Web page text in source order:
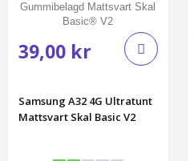
39,00 kr
Samsung A32 4G Ultratunt
Mattsvart Skal Basic V2